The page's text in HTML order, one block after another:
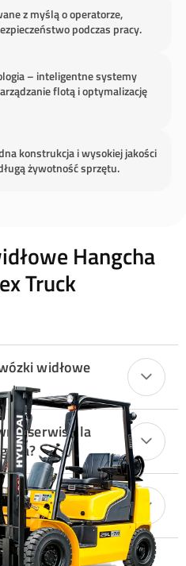
z myślą o operatorze,
podczas pracy.
– inteligentne systemy
flotą i optymalizację
konstrukcja i wysokiej jakości
żywotność sprzętu.
Hangcha
Truck
widłowe
serwis dla
widłowy